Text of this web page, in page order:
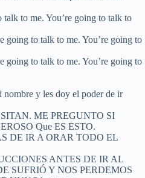
to me. You’re going to talk to
going to talk to me. You’re going to
going to talk to me. You’re going to
y les doy el poder de ir
ME PREGUNTO SI
Que ES ESTO.
DE IR A ORAR TODO EL
ANTES DE IR AL
SUFRIÓ Y NOS PERDEMOS